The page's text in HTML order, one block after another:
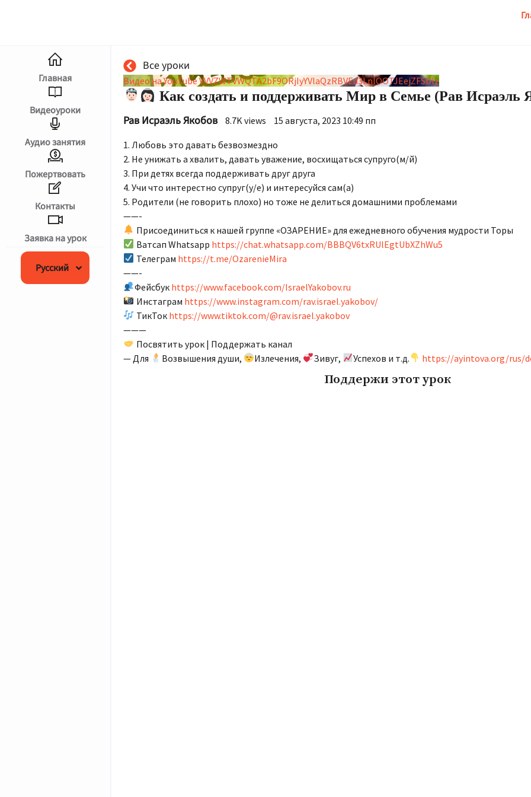
Главная
Видеоуроки
Аудио занятия
Пожертвовать
Контакты
Заявка на урок
Русский
עברית
English
Все уроки
Видео на YouTube VVVZWTVWQTA2bF9ORjIyYVlaQzRBVEd3LnlOOTJEejZFSDlz
Как создать и поддерживать Мир в Семье (Рав Исраэль
Рав Исраэль Якобов 8.7K views 15 августа, 2023 10:49 пп
1. Любовь это давать безвозмездно
2. Не унижать а хвалить, давать уважение, восхищаться супруго(м/й)
3. При детях всегда поддерживать друг друга
4. Учи что интерестно супруг(у/е) и интересуйся сам(а)
5. Родители (не говорить плохо) но тоже не делиться домашними проблемами
——-
Присоединиться к нашей группе «ОЗАРЕНИЕ» для ежедневного обучения мудрости Торы
Ватсап Whatsapp https://chat.whatsapp.com/BBBQV6txRUlEgtUbXZhWu5
Телеграм https://t.me/OzarenieMira
——-
Фейсбук https://www.facebook.com/IsraelYakobov.ru
Инстаграм https://www.instagram.com/rav.israel.yakobov/
ТикТок https://www.tiktok.com/@rav.israel.yakobov
———
Посвятить урок | Поддержать канал
— Для
Возвышения души, Излечения, Зивуг, Успехов и т.д. https://ayintova.org/rus/
Поддержи этот урок